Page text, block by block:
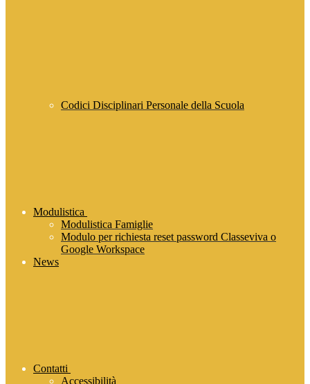
Codici Disciplinari Personale della Scuola
Modulistica
Modulistica Famiglie
Modulo per richiesta reset password Classeviva o
Google Workspace
News
Contatti
Accessibilità